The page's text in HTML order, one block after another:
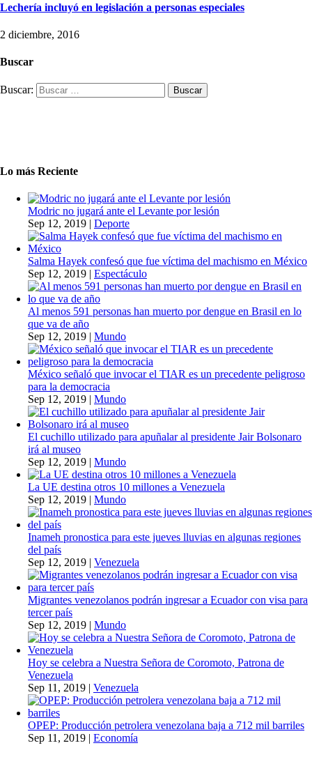
Lechería incluyó en legislación a personas especiales
2 diciembre, 2016
Buscar
Buscar:
Lo más Reciente
Modric no jugará ante el Levante por lesión
Sep 12, 2019 | Deporte
Salma Hayek confesó que fue víctima del machismo en México
Sep 12, 2019 | Espectáculo
Al menos 591 personas han muerto por dengue en Brasil en lo
que va de año
Sep 12, 2019 | Mundo
México señaló que invocar el TIAR es un precedente peligroso
para la democracia
Sep 12, 2019 | Mundo
El cuchillo utilizado para apuñalar al presidente Jair Bolsonaro
irá al museo
Sep 12, 2019 | Mundo
La UE destina otros 10 millones a Venezuela
Sep 12, 2019 | Mundo
Inameh pronostica para este jueves lluvias en algunas regiones
del país
Sep 12, 2019 | Venezuela
Migrantes venezolanos podrán ingresar a Ecuador con visa para
tercer país
Sep 12, 2019 | Mundo
Hoy se celebra a Nuestra Señora de Coromoto, Patrona de
Venezuela
Sep 11, 2019 | Venezuela
OPEP: Producción petrolera venezolana baja a 712 mil barriles
Sep 11, 2019 | Economía